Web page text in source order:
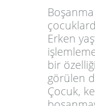
Erken
bir
görülen
Çocuk,